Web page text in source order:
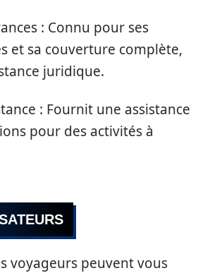
: Connu pour ses
et sa couverture complète,
juridique.
: Fournit une assistance
pour des activités à
voyageurs peuvent vous